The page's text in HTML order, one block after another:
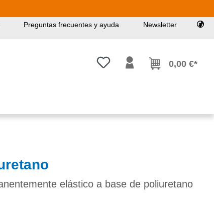
Preguntas frecuentes y ayuda Newsletter
Tienes 0 artículos en tu lista de
0,00 €*
elástico a base de poliuretano